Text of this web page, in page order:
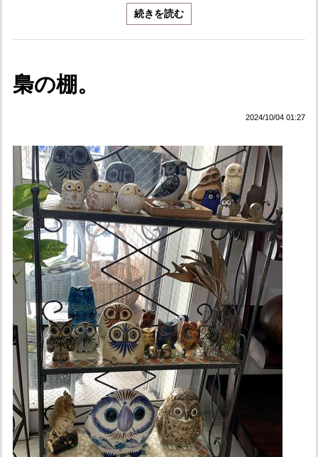
続きを読む
梟の棚。
2024/10/04 01:27